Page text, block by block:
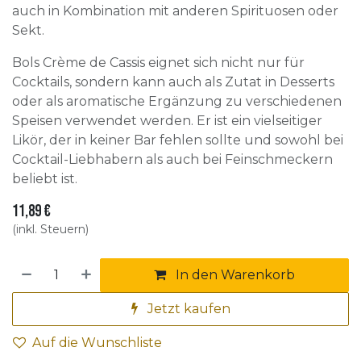
auch in Kombination mit anderen Spirituosen oder
Sekt.
Bols Crème de Cassis eignet sich nicht nur für
Cocktails, sondern kann auch als Zutat in Desserts
oder als aromatische Ergänzung zu verschiedenen
Speisen verwendet werden. Er ist ein vielseitiger
Likör, der in keiner Bar fehlen sollte und sowohl bei
Cocktail-Liebhabern als auch bei Feinschmeckern
beliebt ist.
11,89€
(inkl. Steuern)
In den Warenkorb
Jetzt kaufen
Auf die Wunschliste